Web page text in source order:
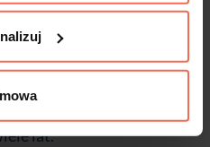
że pasuje on
jak również do
nawet rustykalnych,
lat.